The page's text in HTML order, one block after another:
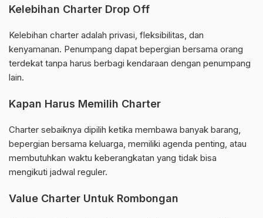
Kelebihan Charter Drop Off
Kelebihan charter adalah privasi, fleksibilitas, dan
kenyamanan. Penumpang dapat bepergian bersama orang
terdekat tanpa harus berbagi kendaraan dengan penumpang
lain.
Kapan Harus Memilih Charter
Charter sebaiknya dipilih ketika membawa banyak barang,
bepergian bersama keluarga, memiliki agenda penting, atau
membutuhkan waktu keberangkatan yang tidak bisa
mengikuti jadwal reguler.
Value Charter Untuk Rombongan